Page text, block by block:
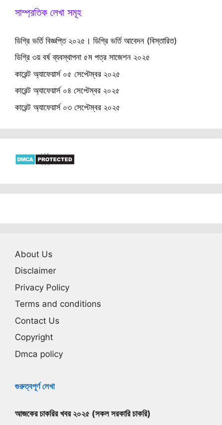
সাম্প্রতিক লেখা সমূহ
ডিগ্রি ভর্তি বিজ্ঞপ্তি ২০২৫। ডিগ্রি ভর্তি আবেদন (বিস্তারিত)
ডিগ্রি ৩য় বর্ষ ব্যবস্থাপনা ৫ম পত্র সাজেশন ২০২৫
কারেন্ট অ্যাফেয়ার্স ০৫ সেপ্টেম্বর ২০২৫
কারেন্ট অ্যাফেয়ার্স ০৪ সেপ্টেম্বর ২০২৫
কারেন্ট অ্যাফেয়ার্স ০৩ সেপ্টেম্বর ২০২৫
About Us
Disclaimer
Privacy Policy
Terms and conditions
Contact Us
Copyright
Dmca policy
গুরুত্বপূর্ণ লেখা
আজকের চাকরির খবর ২০২৫ (সকল সরকারি চাকরি)